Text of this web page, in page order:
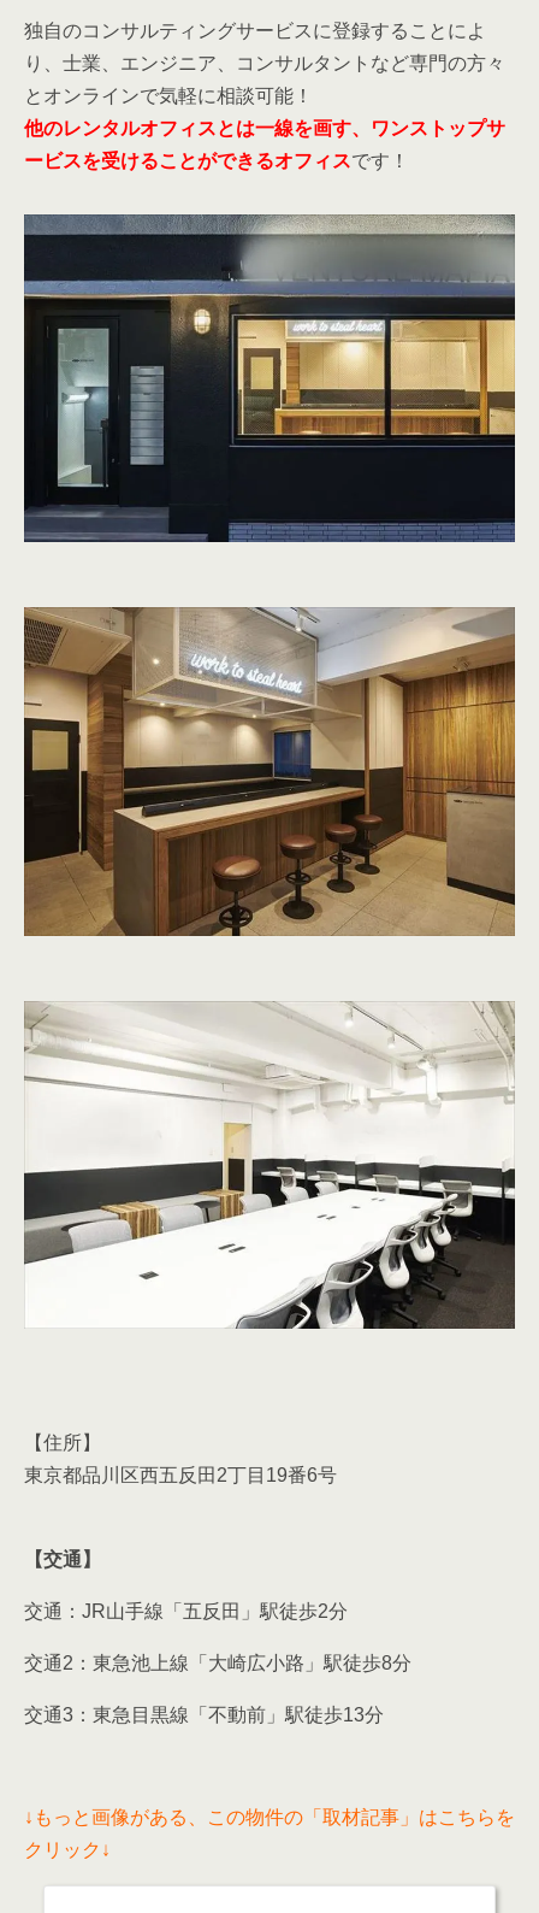
独自のコンサルティングサービスに登録することによ
り、士業、エンジニア、コンサルタントなど専門の方々
とオンラインで気軽に相談可能！
他のレンタルオフィスとは一線を画す、ワンストップサ
ービスを受けることができるオフィスです！
【住所】
東京都品川区西五反田2丁目19番6号
【交通】
交通：JR山手線「五反田」駅徒歩2分
交通2：東急池上線「大崎広小路」駅徒歩8分
交通3：東急目黒線「不動前」駅徒歩13分
↓もっと画像がある、この物件の「取材記事」はこちらを
クリック↓